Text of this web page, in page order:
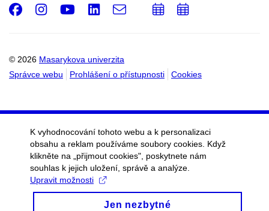
© 2026 Masarykova univerzita
Správce webu
Prohlášení o přístupnosti Cookies
Facebook
Instagram
Youtube
LinkedIn
e-
PřidatPřidat
K vyhodnocování tohoto webu a k personalizaci
obsahu a reklam používáme soubory cookies. Když
klikněte na „přijmout cookies", poskytnete nám
souhlas k jejich uložení, správě a analýze.
Upravit možnosti
Jen nezbytné